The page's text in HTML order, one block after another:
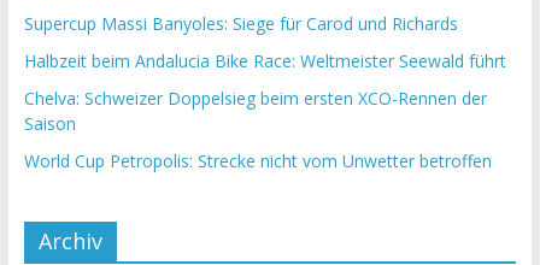
Supercup Massi Banyoles: Siege für Carod und Richards
Halbzeit beim Andalucia Bike Race: Weltmeister Seewald führt
Chelva: Schweizer Doppelsieg beim ersten XCO-Rennen der
Saison
World Cup Petropolis: Strecke nicht vom Unwetter betroffen
Archiv